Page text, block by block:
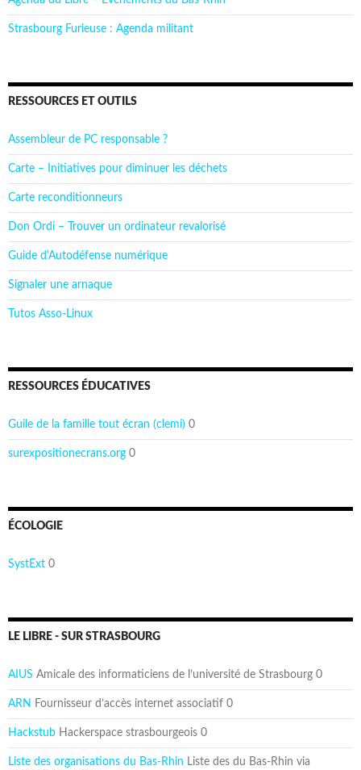
Strasbourg Furieuse : Agenda militant
RESSOURCES ET OUTILS
Assembleur de PC responsable ?
Carte – Initiatives pour diminuer les déchets
Carte reconditionneurs
Don Ordi – Trouver un ordinateur revalorisé
Guide d'Autodéfense numérique
Signaler une arnaque
Tutos Asso-Linux
RESSOURCES ÉDUCATIVES
Guile de la famille tout écran (clemi) 0
surexpositionecrans.org 0
ÉCOLOGIE
SystExt 0
LE LIBRE - SUR STRASBOURG
AIUS Amicale des informaticiens de l’université de Strasbourg 0
ARN Fournisseur d’accès internet associatif 0
Hackstub Hackerspace strasbourgeois 0
Liste des organisations du Bas-Rhin Liste des du Bas-Rhin via